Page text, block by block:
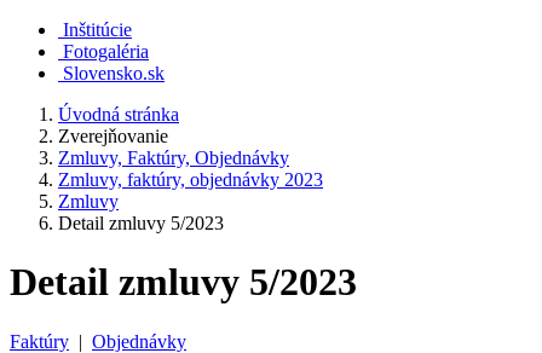
Inštitúcie
Fotogaléria
Slovensko.sk
Úvodná stránka
Zverejňovanie
Zmluvy, Faktúry, Objednávky
Zmluvy, faktúry, objednávky 2023
Zmluvy
Detail zmluvy 5/2023
Detail zmluvy 5/2023
Faktúry | Objednávky